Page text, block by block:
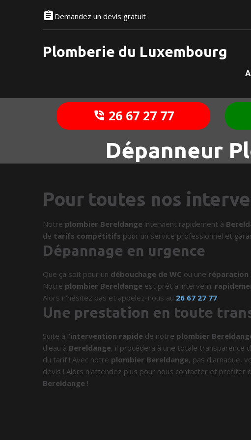
Demandez un devis gratuit
Plomberie du Luxembourg
26 67 27 77
Dépanneur
Pour toutes nos
Notre plombier Bereldange intervient rapidement à
de tarifs compétitifs pour un service professionnel et
Dépannage en urgence
Que ça soit pour un débouchage de WC ou une
Notre plombier Bereldange est prêt à intervenir
Alors n'hésitez pas et appelez-nous au 26 67 27 77.
Une prestation en toute
Suite à l'intervention rapide de notre plombier
d'eau à Bereldange, il procédera à une totale transparence
du tarif ! Avec notre plombier Bereldange, pas d'arnaque,
devis ! Alors n'attendez plus pour nous contacter et profiter
Bereldange !